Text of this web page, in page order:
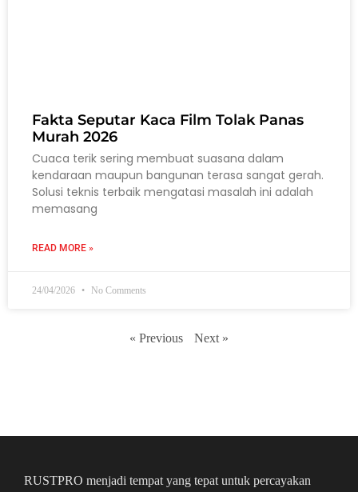
Fakta Seputar Kaca Film Tolak Panas
Murah 2026
Cuaca terik sering membuat suasana dalam
kendaraan maupun bangunan terasa sangat gerah.
Solusi teknis terbaik mengatasi masalah ini adalah
memasang
READ MORE »
24/04/2026 No Comments
« Previous Next »
RUSTPRO menjadi tempat yang tepat untuk percayakan